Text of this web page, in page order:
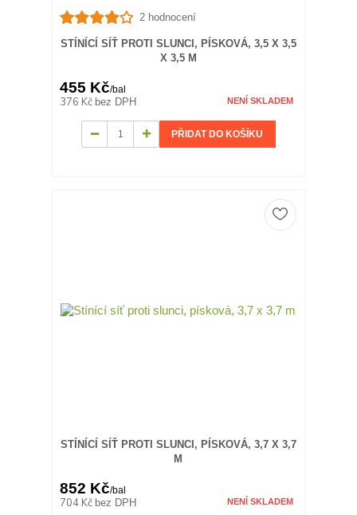
2 hodnocení
STÍNÍCÍ SÍŤ PROTI SLUNCI, PÍSKOVÁ, 3,5 X 3,5
X 3,5 M
455 Kč/bal
376 Kč bez DPH NENÍ SKLADEM
PŘIDAT DO KOŠÍKU
STÍNÍCÍ SÍŤ PROTI SLUNCI, PÍSKOVÁ, 3,7 X 3,7
M
852 Kč/bal
704 Kč bez DPH NENÍ SKLADEM